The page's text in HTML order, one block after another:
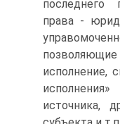
последнего
права -
исполнение,
источника,